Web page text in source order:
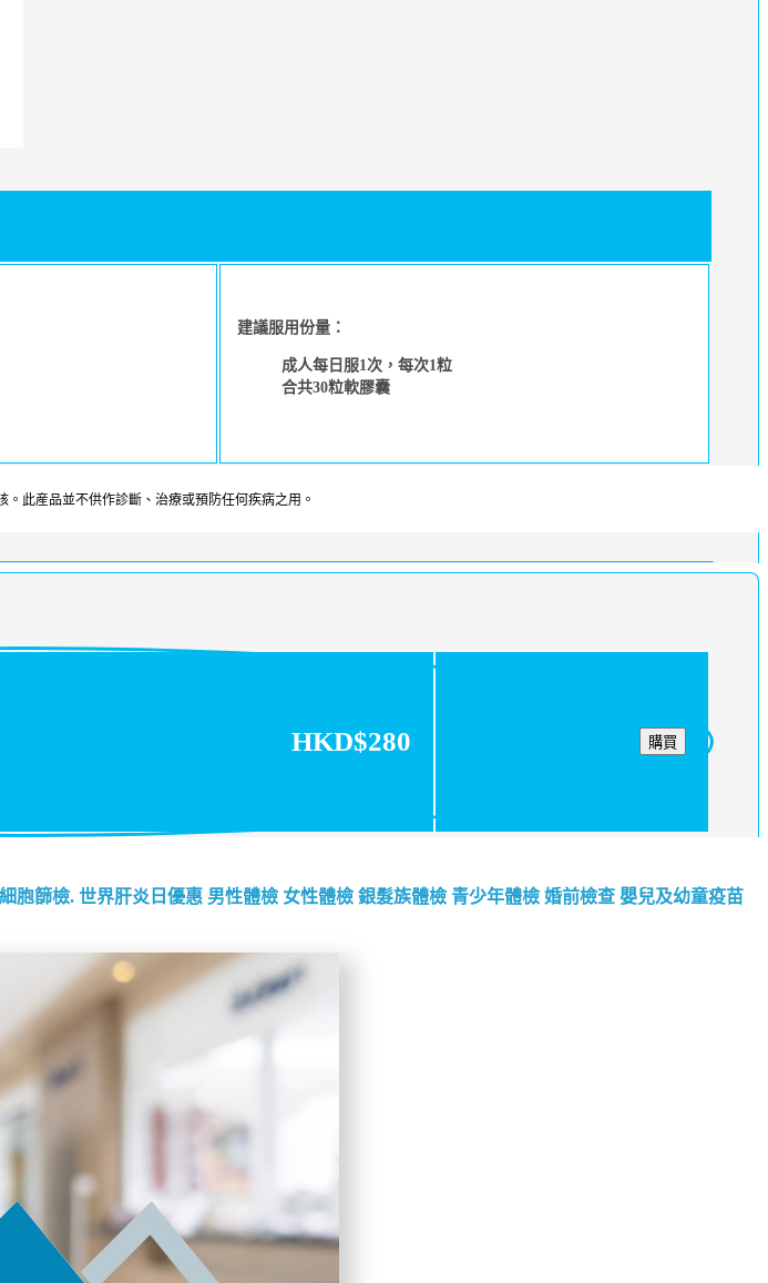
建議服用份量：
成人每日服1次，每次1粒
合共30粒軟膠囊
此産品並不供作診斷、治療或預防任何疾病之用。
HKD$280 購買
胞篩檢. 世界肝炎日優惠 男性體檢 女性體檢 銀髮族體檢 青少年體檢 婚前檢查 嬰兒及幼童疫苗